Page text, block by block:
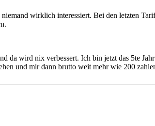
wirklich interessiert. Bei den letzten
da wird nix verbessert. Ich bin jetzt das 5te
und mir dann brutto weit mehr wie 200